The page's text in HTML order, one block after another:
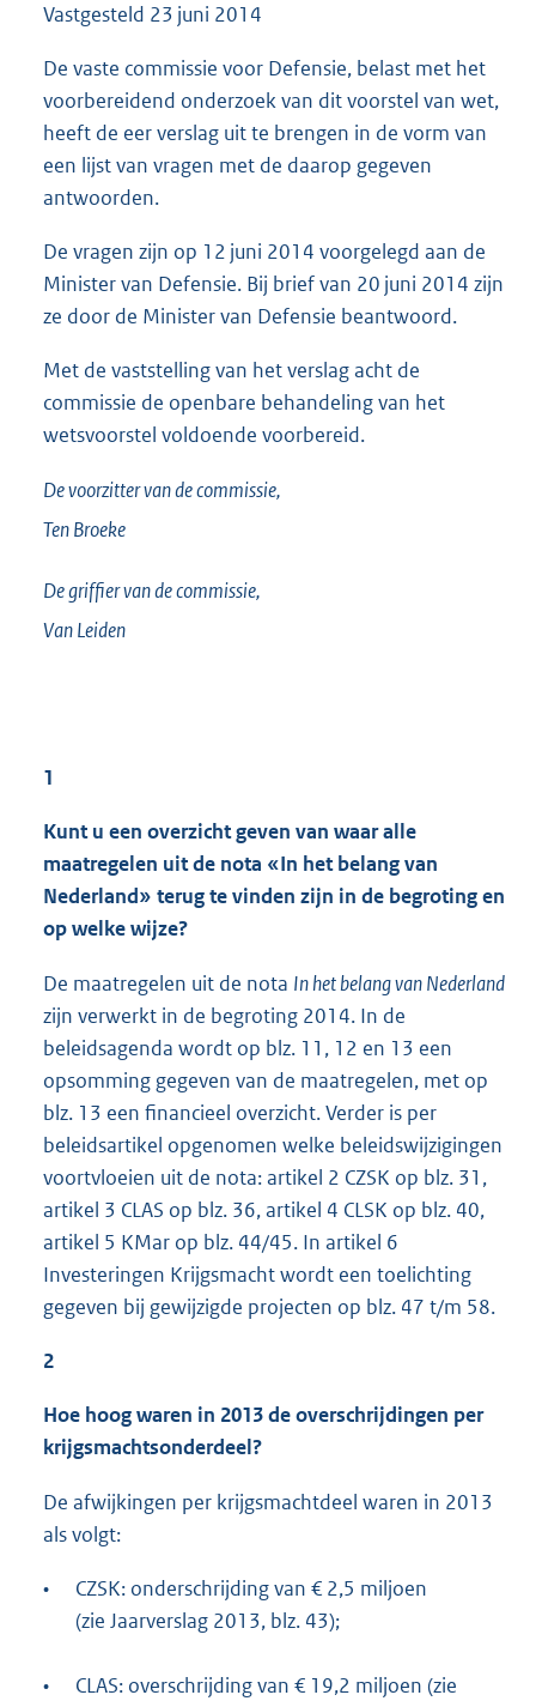
Vastgesteld 23 juni 2014
De vaste commissie voor Defensie, belast met het
voorbereidend onderzoek van dit voorstel van wet,
heeft de eer verslag uit te brengen in de vorm van
een lijst van vragen met de daarop gegeven
antwoorden.
De vragen zijn op 12 juni 2014 voorgelegd aan de
Minister van Defensie. Bij brief van 20 juni 2014 zijn
ze door de Minister van Defensie beantwoord.
Met de vaststelling van het verslag acht de
commissie de openbare behandeling van het
wetsvoorstel voldoende voorbereid.
De voorzitter van de commissie,
Ten Broeke
De griffier van de commissie,
Van Leiden
1
Kunt u een overzicht geven van waar alle
maatregelen uit de nota «In het belang van
Nederland» terug te vinden zijn in de begroting en
op welke wijze?
De maatregelen uit de nota In het belang van Nederland
zijn verwerkt in de begroting 2014. In de
beleidsagenda wordt op blz. 11, 12 en 13 een
opsomming gegeven van de maatregelen, met op
blz. 13 een financieel overzicht. Verder is per
beleidsartikel opgenomen welke beleidswijzigingen
voortvloeien uit de nota: artikel 2 CZSK op blz. 31,
artikel 3 CLAS op blz. 36, artikel 4 CLSK op blz. 40,
artikel 5 KMar op blz. 44/45. In artikel 6
Investeringen Krijgsmacht wordt een toelichting
gegeven bij gewijzigde projecten op blz. 47 t/m 58.
2
Hoe hoog waren in 2013 de overschrijdingen per
krijgsmachtsonderdeel?
De afwijkingen per krijgsmachtdeel waren in 2013
als volgt:
•
CZSK: onderschrijding van € 2,5 miljoen
(zie Jaarverslag 2013, blz. 43);
•
CLAS: overschrijding van € 19,2 miljoen (zie